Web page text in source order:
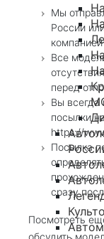
Мы
России
Все
перед
Вы всегда
посылки
https://
Посылка
сразу
Посмотреть
обсудить